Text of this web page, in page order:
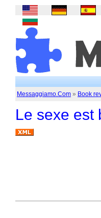
Messaggiamo.Com » Book
Le sexe est